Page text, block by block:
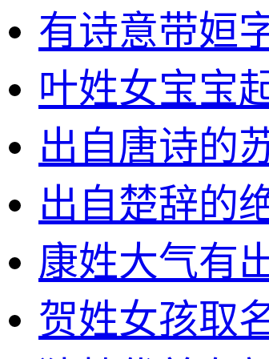
有诗意带姮
叶姓女宝宝
出自唐诗的
出自楚辞的
康姓大气有
贺姓女孩取